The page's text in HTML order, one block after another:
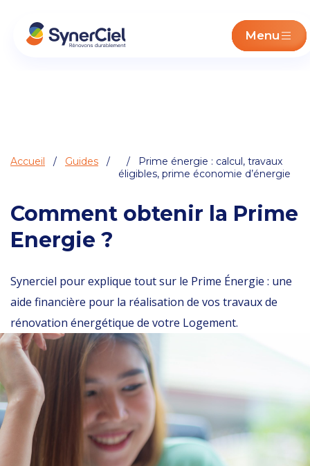
Menu
Accueil / Guides /
/ Prime énergie : calcul, travaux
éligibles, prime économie d’énergie
Comment obtenir la Prime
Energie ?
Synerciel pour explique tout sur le Prime Énergie : une
aide financière pour la réalisation de vos travaux de
rénovation énergétique de votre Logement.